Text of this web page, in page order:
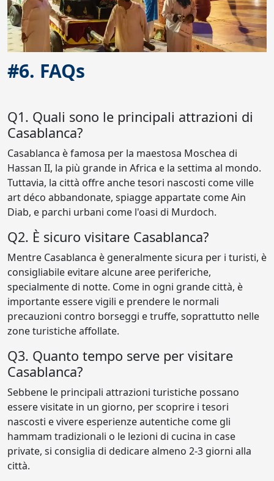
#6. FAQs
Q1. Quali sono le principali attrazioni di
Casablanca?
Casablanca è famosa per la maestosa Moschea di
Hassan II, la più grande in Africa e la settima al mondo.
Tuttavia, la città offre anche tesori nascosti come ville
art déco abbandonate, spiagge appartate come Ain
Diab, e parchi urbani come l'oasi di Murdoch.
Q2. È sicuro visitare Casablanca?
Mentre Casablanca è generalmente sicura per i turisti, è
consigliabile evitare alcune aree periferiche,
specialmente di notte. Come in ogni grande città, è
importante essere vigili e prendere le normali
precauzioni contro borseggi e truffe, soprattutto nelle
zone turistiche affollate.
Q3. Quanto tempo serve per visitare
Casablanca?
Sebbene le principali attrazioni turistiche possano
essere visitate in un giorno, per scoprire i tesori
nascosti e vivere esperienze autentiche come gli
hammam tradizionali o le lezioni di cucina in case
private, si consiglia di dedicare almeno 2-3 giorni alla
città.